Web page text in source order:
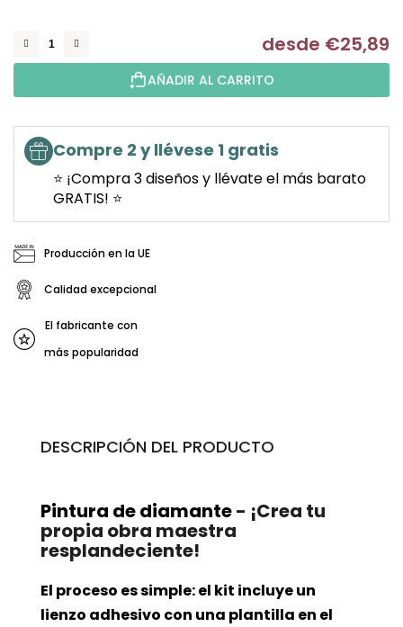
desde €25,89
AÑADIR AL CARRITO
Compre 2 y llévese 1 gratis
⭐ ¡Compra 3 diseños y llévate el más barato
GRATIS! ⭐
Producción en la UE
Calidad excepcional
El fabricante con
más popularidad
DESCRIPCIÓN DEL PRODUCTO
Pintura de diamante- ¡Crea tu
propia obra maestra
resplandeciente!
El proceso es simple: el kit incluye un
lienzo adhesivo con una plantilla en el